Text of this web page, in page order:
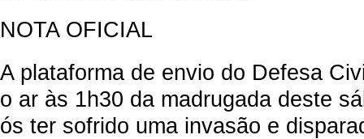
NOTA OFICIAL
A plataforma de envio do Defesa
o ar às 1h30 da madrugada deste
ós ter sofrido uma invasão e